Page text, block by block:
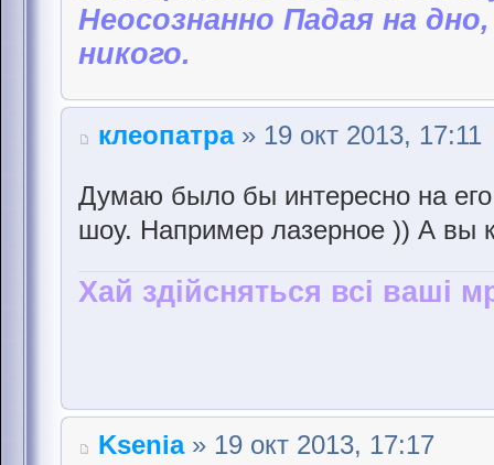
Неосознанно Падая на
никого.
клеопатра» 19 окт 2013, 17:11
Думаю было бы интересно на
шоу. Например лазерное )) А вы
Хай здійсняться всі ваші
Ksenia» 19 окт 2013, 17:17